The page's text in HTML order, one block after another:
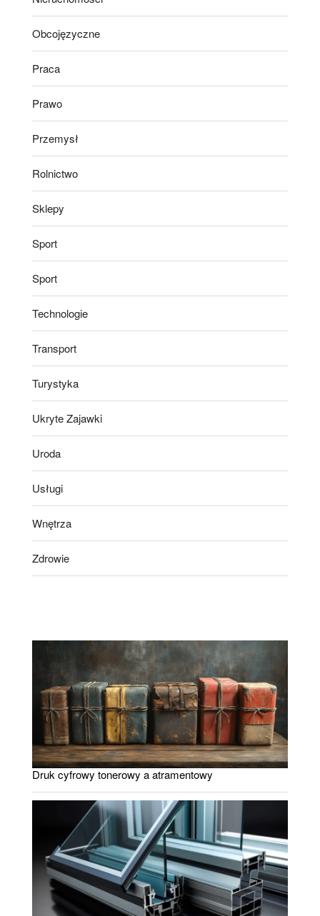
Obcojęzyczne
Praca
Prawo
Przemysł
Rolnictwo
Sklepy
Sport
Sport
Technologie
Transport
Turystyka
Ukryte Zajawki
Uroda
Usługi
Wnętrza
Zdrowie
Druk cyfrowy tonerowy a atramentowy